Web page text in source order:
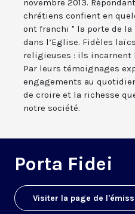
novembre 2013.
chrétiens confient en
ont franchi " la porte de la
dans l’Eglise. Fidèles
religieuses : ils incarnent
Par leurs témoignages
engagements au
de croire et la richesse
notre société.
Porta Fidei
Visiter la page de